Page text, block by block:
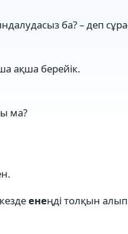
ба? – деп
ақша берейік.
ма?
енеңді толқын алып